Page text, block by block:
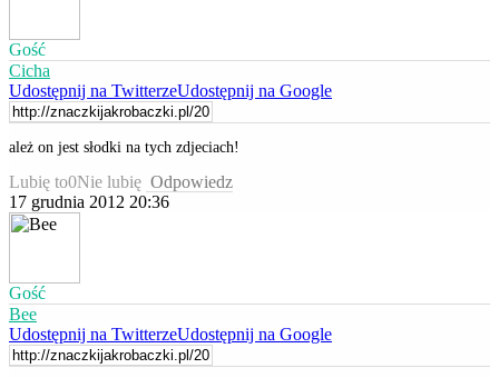
Gość
Cicha
Udostępnij na TwitterzeUdostępnij na Google
ależ on jest słodki na tych zdjeciach!
Lubię to0Nie lubię Odpowiedz
17 grudnia 2012 20:36
Gość
Bee
Udostępnij na TwitterzeUdostępnij na Google